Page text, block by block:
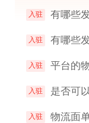
入驻 有哪些
入驻 有哪些
入驻 平台的
入驻
入驻 物流面